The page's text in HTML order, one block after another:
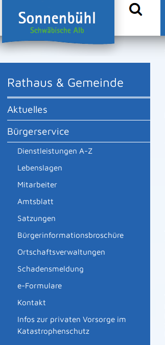
Rathaus & Gemeinde
Aktuelles
Bürgerservice
Dienstleistungen A-Z
Lebenslagen
Mitarbeiter
Amtsblatt
Satzungen
Bürgerinformationsbroschüre
Ortschaftsverwaltungen
Schadensmeldung
e-Formulare
Kontakt
Infos zur privaten Vorsorge im
Katastrophenschutz